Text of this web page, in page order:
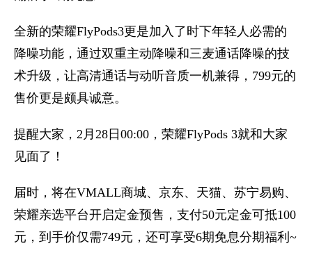
全新的荣耀FlyPods3更是加入了时下年轻人必需的
降噪功能，通过双重主动降噪和三麦通话降噪的技
术升级，让高清通话与动听音质一机兼得，799元的
售价更是颇具诚意。
提醒大家，2月28日00:00，荣耀FlyPods 3就和大家
见面了！
届时，将在VMALL商城、京东、天猫、苏宁易购、
荣耀亲选平台开启定金预售，支付50元定金可抵100
元，到手价仅需749元，还可享受6期免息分期福利~